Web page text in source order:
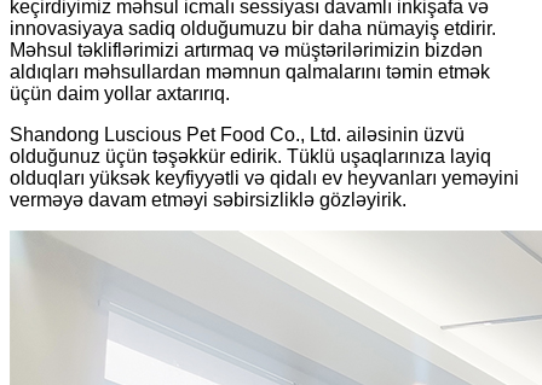
keçirdiyimiz məhsul icmalı sessiyası davamlı inkişafa və
innovasiyaya sadiq olduğumuzu bir daha nümayiş etdirir.
Məhsul təkliflərimizi artırmaq və müştərilərimizin bizdən
aldıqları məhsullardan məmnun qalmalarını təmin etmək
üçün daim yollar axtarırıq.
Shandong Luscious Pet Food Co., Ltd. ailəsinin üzvü
olduğunuz üçün təşəkkür edirik. Tüklü uşaqlarınıza layiq
olduqları yüksək keyfiyyətli və qidalı ev heyvanları yeməyini
verməyə davam etməyi səbirsizliklə gözləyirik.